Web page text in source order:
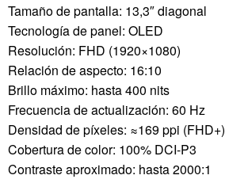
Tamaño de pantalla: 13,3″ diagonal
Tecnología de panel: OLED
Resolución: FHD (1920×1080)
Relación de aspecto: 16:10
Brillo máximo: hasta 400 nits
Frecuencia de actualización: 60 Hz
Densidad de píxeles: ≈169 ppi (FHD+)
Cobertura de color: 100% DCI-P3
Contraste aproximado: hasta 2000:1